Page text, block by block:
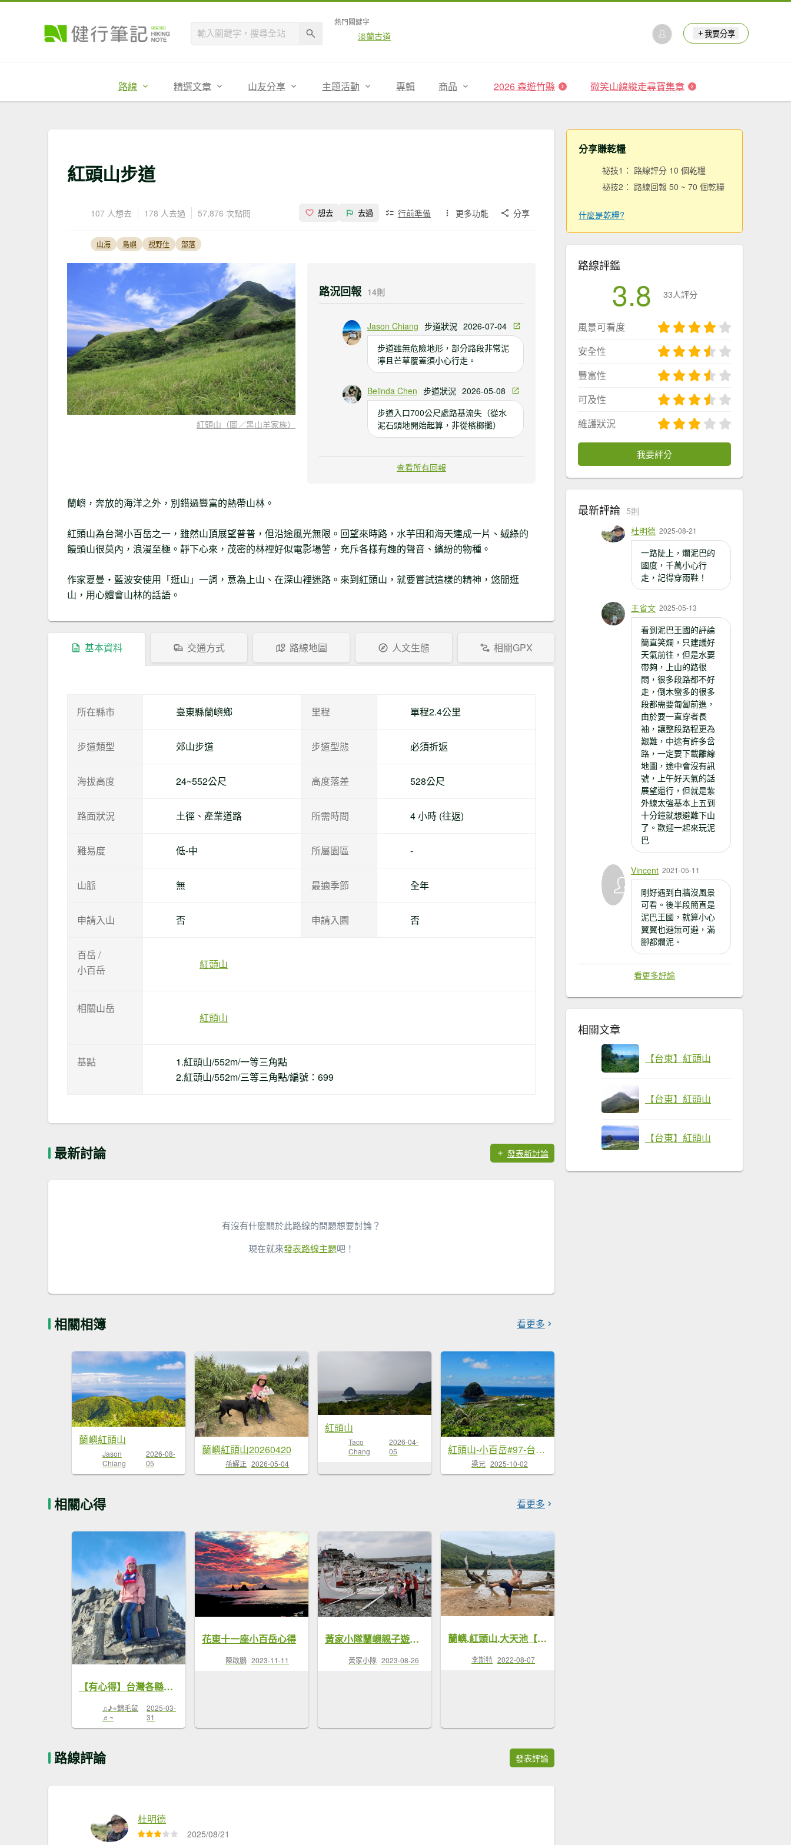
熱門關鍵字
淡蘭古道 我要分享
路線 精選文章 山友分享 主題活動 專輯 商品 2026 森遊竹縣 微笑山線縱走尋寶集章
紅頭山步道
107 人想去 178 人去過 57,876 次點閱 想去 去過 行前準備 更多功能 分享
山海 島嶼 視野佳 部落
紅頭山（圖／黑山羊家族）
路況回報 14則
Jason Chiang 步道狀況 2026-07-04
步道雖無危險地形，部分路段非常泥
濘且芒草覆蓋須小心行走。
Belinda Chen 步道狀況 2026-05-08
步道入口700公尺處路基流失（從水
泥石頭地開始起算，非從檳榔攤）
Taichu Lee 步道狀況 2024-04-21
心山友持刀砍障礙的樹枝。 山路泥濘
與颱風破壞前類似，下雨過後山路較
滑。
查看所有回報
蘭嶼，奔放的海洋之外，別錯過豐富的熱帶山林。
紅頭山為台灣小百岳之一，雖然山頂展望普普，但沿途風光無限。回望來時路，水芋田和海天連成一片、絨綠的
饅頭山很莫內，浪漫至極。靜下心來，茂密的林裡好似電影場警，充斥各樣有趣的聲音、繽紛的物種。
作家夏曼‧藍波安使用「逛山」一詞，意為上山、在深山裡迷路。來到紅頭山，就要嘗試這樣的精神，悠閒逛
山，用心體會山林的話語。
基本資料 交通方式 路線地圖 人文生態 相關GPX
所在縣市 臺東縣蘭嶼鄉 里程 單程2.4公里
步道類型 郊山步道 步道型態 必須折返
海拔高度 24~552公尺 高度落差 528公尺
路面狀況 土徑、產業道路 所需時間 4 小時 (往返)
難易度 低-中 所屬園區 -
山脈 無 最適季節 全年
申請入山 否 申請入園 否
百岳 /
小百岳
紅頭山
相關山岳
紅頭山
基點
1.紅頭山/552m/一等三角點
2.紅頭山/552m/三等三角點/編號：699
最新討論 發表新討論
有沒有什麼關於此路線的問題想要討論？
現在就來發表路線主題吧！
相關相簿 看更多
蘭嶼紅頭山
Jason
Chiang
2026-08-
05
蘭嶼紅頭山20260420
孫耀正 2026-05-04
紅頭山
Taco
Chang
2026-04-
05
紅頭山-小百岳#97-台東縣蘭嶼鄉
梁兄 2025-10-02
相關心得 看更多
【有心得】台灣各縣市最高峰整理
♫♪⭐錦毛鼠
♬~
2025-03-
31
花東十一座小百岳心得
陳啟鵬 2023-11-11
黃家小隊蘭嶼親子遊～飄洋過海攀登紅頭山
黃家小隊 2023-08-26
蘭嶼.紅頭山.大天池【飄洋過海來爬山】
李斯特 2022-08-07
路線評論 發表評論
杜明德
2025/08/21
分享賺乾糧
祕技1： 路線評分 10 個乾糧
祕技2： 路線回報 50 ~ 70 個乾糧
什麼是乾糧?
路線評鑑
3.8 33人評分
風景可看度
安全性
豐富性
可及性
維護狀況
我要評分
最新評論 5則
杜明德 2025-08-21
一路陡上，爛泥巴的
國度，千萬小心行
走，記得穿雨鞋！
王省文 2025-05-13
看到泥巴王國的評論
簡直笑爛，只建議好
天氣前往，但是水要
帶夠，上山的路很
悶，很多段路都不好
走，倒木蠻多的很多
段都需要匍匐前進，
由於要一直穿者長
袖，讓整段路程更為
艱難，中途有許多岔
路，一定要下載離線
地圖，途中會沒有訊
號，上午好天氣的話
展望還行，但就是紫
外線太強基本上五到
十分鐘就想避難下山
了。歡迎一起來玩泥
巴
Vincent 2021-05-11
剛好遇到白牆沒風景
可看。後半段簡直是
泥巴王國，就算小心
翼翼也避無可避，滿
腳都爛泥。
看更多評論
相關文章
【台東】紅頭山
【台東】紅頭山
【台東】紅頭山